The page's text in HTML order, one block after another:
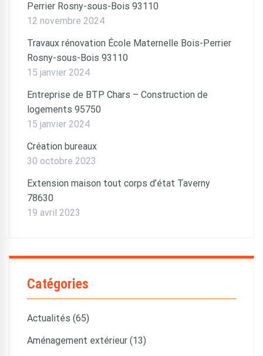
Perrier Rosny-sous-Bois 93110
12 novembre 2024
Travaux rénovation École Maternelle Bois-Perrier
Rosny-sous-Bois 93110
15 janvier 2024
Entreprise de BTP Chars – Construction de
logements 95750
15 janvier 2024
Création bureaux
30 octobre 2023
Extension maison tout corps d’état Taverny
78630
19 avril 2023
Catégories
Actualités (65)
Aménagement extérieur (13)